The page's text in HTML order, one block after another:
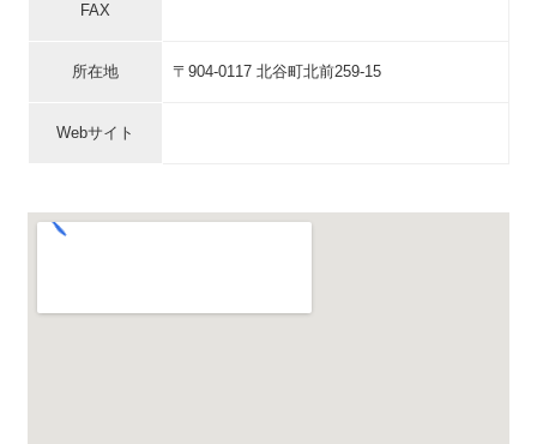
FAX
所在地 〒904-0117 北谷町北前259-15
Webサイト